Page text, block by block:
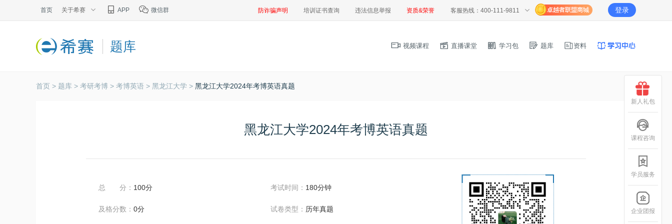
首页 关于希赛 APP 微信群 防诈骗声明 培训证书查询 违法信息举报 资质&荣誉 客服热线：400-111-9811 登录
题库 视频课程 直播课堂 学习包 题库 资料
首页 > 题库 > 考研考博 > 考博英语 > 黑龙江大学 > 黑龙江大学2024年考博英语真题
黑龙江大学2024年考博英语真题
总 分： 100分
及格分数： 0分
考试时间： 180分钟
试卷类型： 历年真题
新人礼包
课程咨询
学员服务
企业团报